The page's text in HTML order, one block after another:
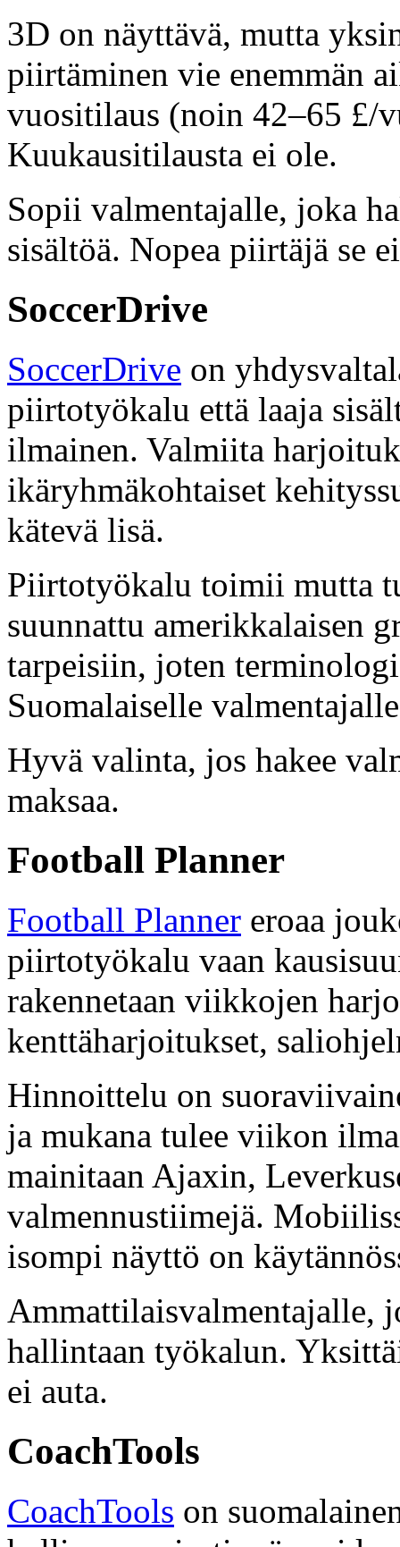
3D on näyttävä, mutta
piirtäminen vie enemmän
vuositilaus (noin 42–65 £/
Kuukausitilausta ei ole.
Sopii valmentajalle, joka
sisältöä. Nopea piirtäjä se
SoccerDrive
SoccerDrive on
piirtotyökalu että laaja
ilmainen. Valmiita
ikäryhmäkohtaiset
kätevä lisä.
Piirtotyökalu toimii mutta
suunnattu amerikkalaisen
tarpeisiin, joten
Suomalaiselle
Hyvä valinta, jos hakee
maksaa.
Football Planner
Football Planner eroaa
piirtotyökalu vaan
rakennetaan viikkojen
kenttäharjoitukset,
Hinnoittelu on
ja mukana tulee viikon
mainitaan Ajaxin,
valmennustiimejä.
isompi näyttö on
Ammattilaisvalmentajalle,
hallintaan työkalun.
ei auta.
CoachTools
CoachTools on